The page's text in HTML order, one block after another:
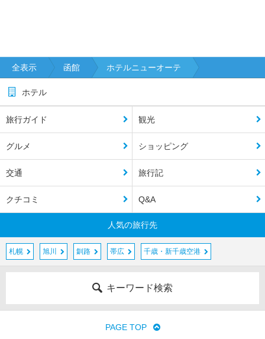
全表示 函館 ホテルニューオーテ
ホテル
旅行ガイド 観光
グルメ ショッピング
交通 旅行記
クチコミ Q&A
人気の旅行先
札幌 旭川 釧路 帯広 千歳・新千歳空港
キーワード検索
PAGE TOP